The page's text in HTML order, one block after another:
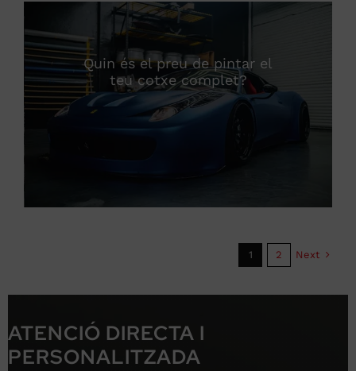
Quin és el preu de pintar el
teu cotxe complet?
1 2 Next
ATENCIÓ DIRECTA I
PERSONALITZADA